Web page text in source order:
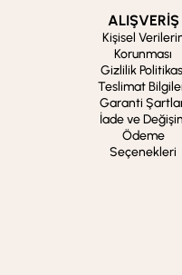
ALIŞVERİŞ
Kişisel
Korunması
Gizlilik
Teslimat
Garanti
İade ve
Ödeme
Seçenekleri